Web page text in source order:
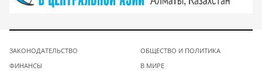
ЗАКОНОДАТЕЛЬСТВО
ФИНАНСЫ
ОБЩЕСТВО И ПОЛИТИКА
В МИРЕ